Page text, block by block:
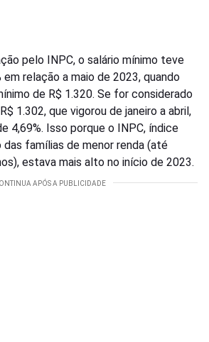
pelo INPC, o salário mínimo teve
em relação a maio de 2023, quando
de R$ 1.320. Se for considerado
1.302, que vigorou de janeiro a abril,
4,69%. Isso porque o INPC, índice
das famílias de menor renda (até
estava mais alto no início de 2023.